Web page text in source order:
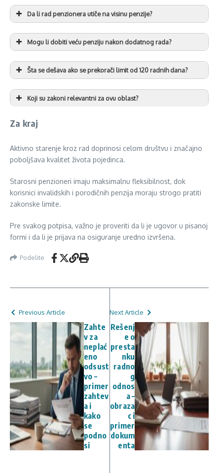
Da li rad penzionera utiče na visinu penzije?
Mogu li dobiti veću penziju nakon dodatnog rada?
Šta se dešava ako se prekorači limit od 120 radnih dana?
Koji su zakoni relevantni za ovu oblast?
Za kraj
Aktivno starenje kroz rad doprinosi celom društvu i značajno
poboljšava kvalitet života pojedinca.
Starosni penzioneri imaju maksimalnu fleksibilnost, dok
korisnici invalidskih i porodičnih penzija moraju strogo pratiti
zakonske limite.
Pre svakog potpisa, važno je proveriti da li je ugovor u pisanoj
formi i da li je prijava na osiguranje uredno izvršena.
Podelite
Previous Article
Zahte
v za
neplać
eno
odsust
vo –
primer
zahtev
a i
kako
se
podno
si
Next Article
Rešenj
e o
presta
nku
radno
g
odnos
a –
obraza
c i
primer
dokum
enta